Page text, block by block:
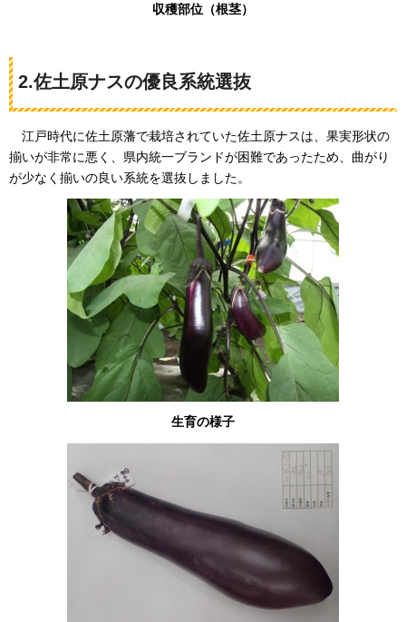
収穫部位（根茎）
2.佐土原ナスの優良系統選抜
江戸時代に佐土原藩で栽培されていた佐土原ナスは、果実形状の
揃いが非常に悪く、県内統一ブランドが困難であったため、曲がり
が少なく揃いの良い系統を選抜しました。
生育の様子